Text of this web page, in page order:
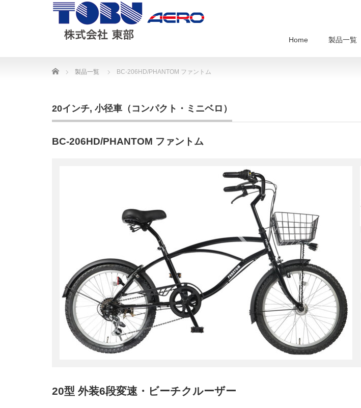
Home 製品一覧
Home 製品一覧 BC-206HD/PHANTOM ファントム
20インチ, 小径車（コンパクト・ミニベロ）
BC-206HD/PHANTOM ファントム
20型 外装6段変速・ビーチクルーザー